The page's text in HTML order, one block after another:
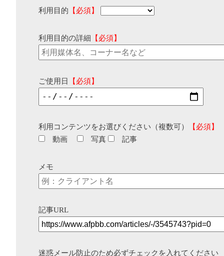
利用目的 【必須】
利用目的の詳細 【必須】
ご使用日 【必須】
利用コンテンツをお選びください（複数可）
【必須】
動画
写真 記事
メモ
記事URL
迷惑メール防止のため必ずチェックを入れてください